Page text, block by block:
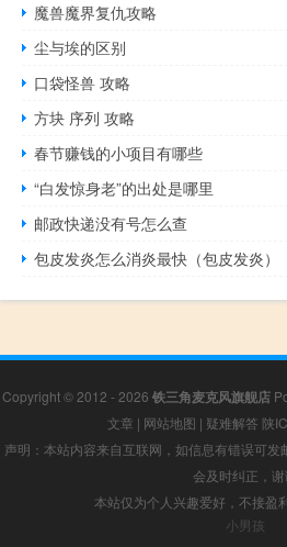
魔兽魔界复仇攻略
尘与埃的区别
口袋怪兽 攻略
方块 序列 攻略
春节赚钱的小项目有哪些
“白发惊身老”的出处是哪里
邮政快递没有号怎么查
包皮发炎怎么消炎最快（包皮发炎）
Copyright © 2012 - 2026 铁三角麦克风旗舰店
文章 | 网站地图 | 疑难解答 陕
声明：本站内容来自互联网，如信息有错误可
会及时纠正，谢
本站仅为个人兴趣爱好，不接盈
小男孩